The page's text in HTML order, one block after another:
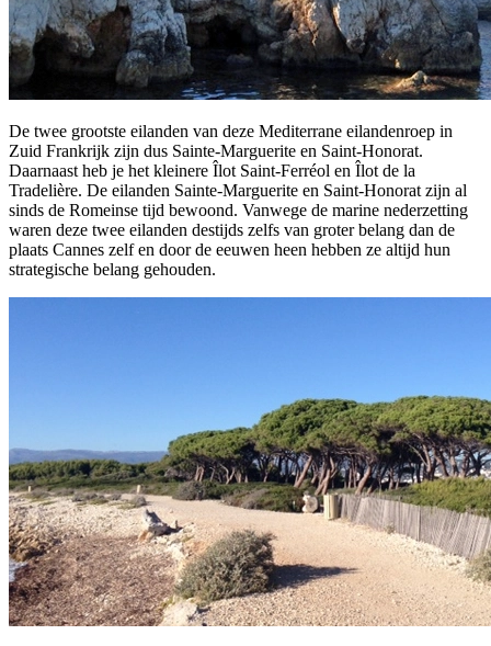
De twee grootste eilanden van deze Mediterrane eilandenroep in
Zuid Frankrijk zijn dus Sainte-Marguerite en Saint-Honorat.
Daarnaast heb je het kleinere Îlot Saint-Ferréol en Îlot de la
Tradelière. De eilanden Sainte-Marguerite en Saint-Honorat zijn al
sinds de Romeinse tijd bewoond. Vanwege de marine nederzetting
waren deze twee eilanden destijds zelfs van groter belang dan de
plaats Cannes zelf en door de eeuwen heen hebben ze altijd hun
strategische belang gehouden.